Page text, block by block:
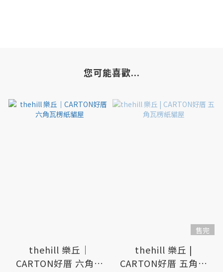
您可能喜歡...
thehill 樂丘｜
CARTON好厝 六角瓦
售完
thehill 樂丘 |
CARTON好厝 五角瓦